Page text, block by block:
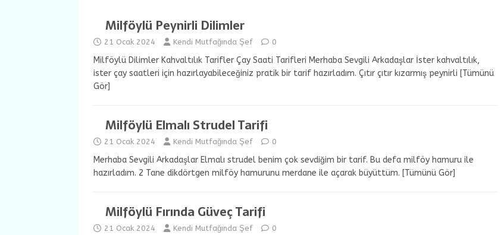
Milföylü Peynirli Dilimler
21 Ocak 2024 Kendi Mutfağında Şef 0
Milföylü Dilimler Kahvaltılık Tarifler Çay Saati Tarifleri Merhaba Sevgili Arkadaşlar İster kahvaltılık,
ister çay saatleri için hazırlayabileceğiniz pratik bir tarif hazırladım. Çıtır çıtır kızarmış peynirli [Tümünü
Gör]
Milföylü Elmalı Strudel Tarifi
21 Ocak 2024 Kendi Mutfağında Şef 0
Merhaba Sevgili Arkadaşlar Elmalı strudel benim çok sevdiğim bir tarif. Bu defa milföy hamuru ile
hazırladım. 2 Tane dikdörtgen milföy hamurunu merdane ile açarak büyüttüm. [Tümünü Gör]
Milföylü Fırında Güveç Tarifi
21 Ocak 2024 Kendi Mutfağında Şef 0